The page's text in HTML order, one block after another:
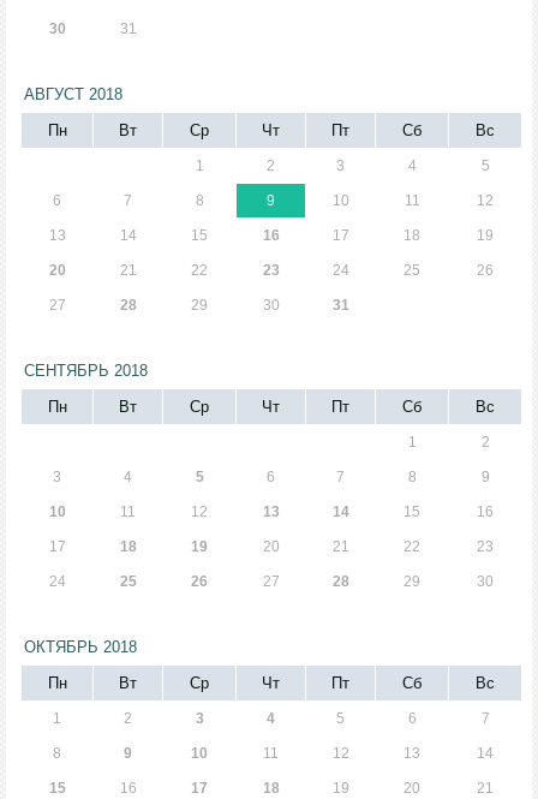
30 31
АВГУСТ 2018
Пн
Вт Ср Чт Пт Сб Вс
1 2 3 4 5
6 7 8 9 10 11 12
13 14 15 16 17 18 19
20 21 22 23 24 25 26
27 28 29 30 31
СЕНТЯБРЬ 2018
Пн
Вт Ср Чт Пт Сб Вс
1 2
3 4 5 6 7 8 9
10 11 12 13 14 15 16
17 18 19 20 21 22 23
24 25 26 27 28 29 30
ОКТЯБРЬ 2018
Пн
Вт Ср Чт Пт Сб Вс
1 2 3 4 5 6 7
8 9 10 11 12 13 14
15 16 17 18 19 20 21